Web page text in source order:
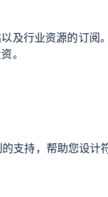
及行业资源的订阅
。
支持，帮助您设计